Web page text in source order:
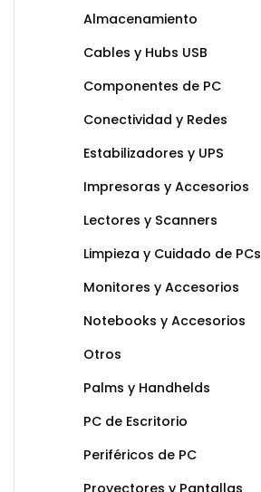
Almacenamiento
Cables y Hubs USB
Componentes de PC
Conectividad y Redes
Estabilizadores y UPS
Impresoras y Accesorios
Lectores y Scanners
Limpieza y Cuidado de PCs
Monitores y Accesorios
Notebooks y Accesorios
Otros
Palms y Handhelds
PC de Escritorio
Periféricos de PC